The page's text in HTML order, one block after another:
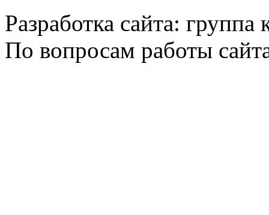
Разработка сайта:
По вопросам работы